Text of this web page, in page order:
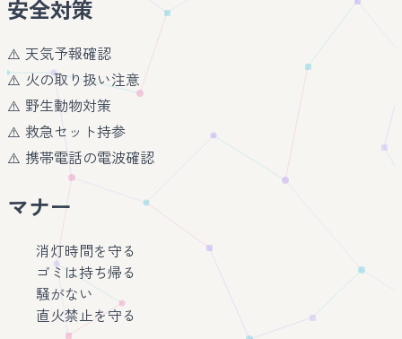
安全対策
⚠️ 天気予報確認
⚠️ 火の取り扱い注意
⚠️ 野生動物対策
⚠️ 救急セット持参
⚠️ 携帯電話の電波確認
マナー
消灯時間を守る
ゴミは持ち帰る
騒がない
直火禁止を守る